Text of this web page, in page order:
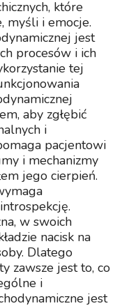
które
myśli i emocje.
jest
procesów i ich
tej
aby zgłębić
i
pacjentowi
i mechanizmy
jego cierpień.
w swoich
nacisk na
Dlatego
zawsze jest to, co
i
jest